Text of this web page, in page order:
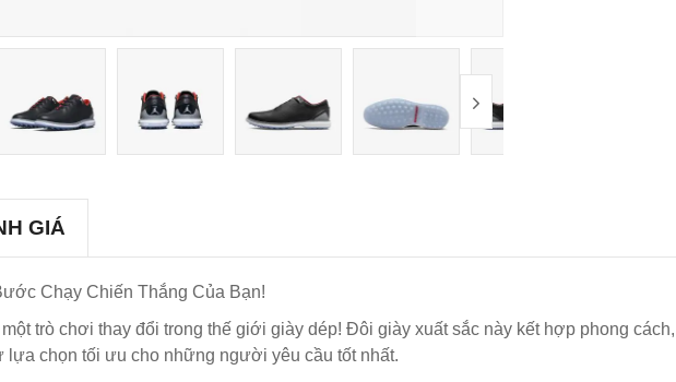
GIÁ
Chạy Chiến Thắng Của Bạn!
trò chơi thay đổi trong thế giới giày dép! Đôi giày xuất sắc này kết hợp phong
chọn tối ưu cho những người yêu cầu tốt nhất.